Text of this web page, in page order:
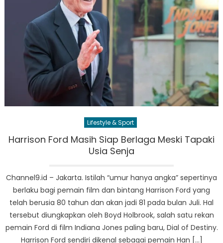
Lifestyle & Sport
Harrison Ford Masih Siap Berlaga Meski Tapaki
Usia Senja
Channel9.id – Jakarta. Istilah “umur hanya angka” sepertinya
berlaku bagi pemain film dan bintang Harrison Ford yang
telah berusia 80 tahun dan akan jadi 81 pada bulan Juli. Hal
tersebut diungkapkan oleh Boyd Holbrook, salah satu rekan
pemain Ford di film Indiana Jones paling baru, Dial of Destiny.
Harrison Ford sendiri dikenal sebagai pemain Han […]